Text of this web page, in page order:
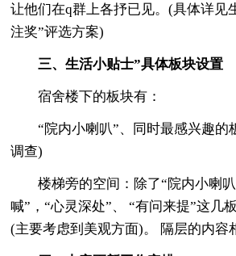
让他们在q群上各抒已见。(具体详见
注奖”评选方案)
三、生活小贴士”具体板块设置
宿舍楼下的板块有：
“院内小喇叭”、同时最感兴趣的
调查)
楼梯旁的空间：除了“院内小喇叭
喊”，“心灵深处”、 “有问来提”这几
(主要考虑到美观方面)。 隔层的内容